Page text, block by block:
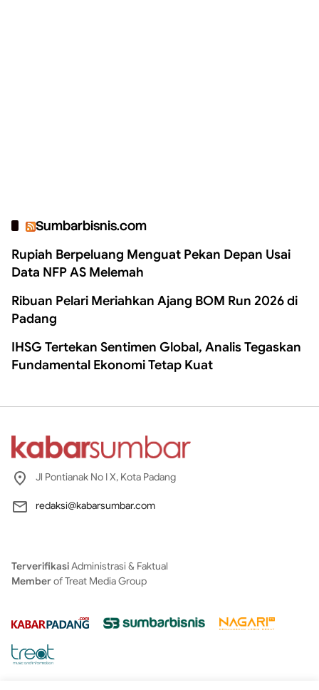
Sumbarbisnis.com
Rupiah Berpeluang Menguat Pekan Depan Usai
Data NFP AS Melemah
Ribuan Pelari Meriahkan Ajang BOM Run 2026 di
Padang
IHSG Tertekan Sentimen Global, Analis Tegaskan
Fundamental Ekonomi Tetap Kuat
Jl Pontianak No I X, Kota Padang
redaksi@kabarsumbar.com
TerverifikasiAdministrasi & Faktual
Memberof Treat Media Group